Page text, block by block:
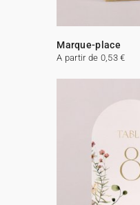
Marque-place
A partir de 0,53 €